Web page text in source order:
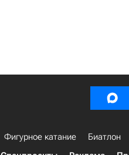
Фигурное катание Биатлон